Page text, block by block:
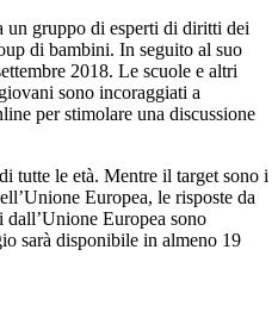
un gruppo di esperti di diritti dei
di bambini. In seguito al suo
2018. Le scuole e altri
sono incoraggiati a
per stimolare una discussione
tutte le età. Mentre il target sono i
Europea, le risposte da
Europea sono
sarà disponibile in almeno 19